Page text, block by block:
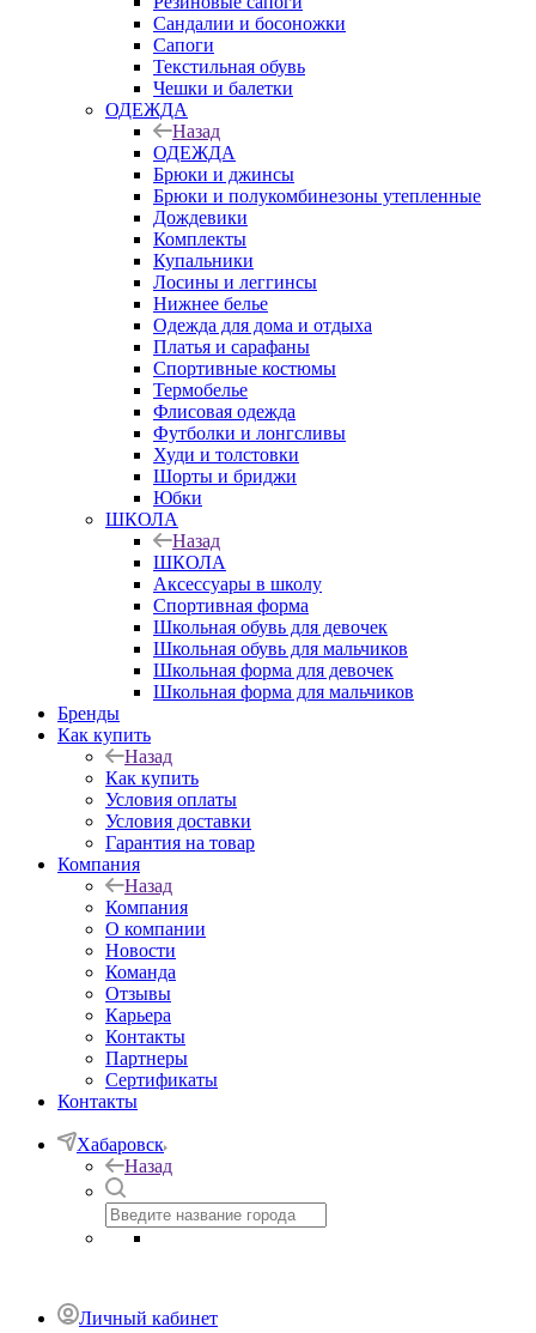
Сандалии и босоножки
Сапоги
Текстильная обувь
Чешки и балетки
ОДЕЖДА
Назад
ОДЕЖДА
Брюки и джинсы
Брюки и полукомбинезоны утепленные
Дождевики
Комплекты
Купальники
Лосины и леггинсы
Нижнее белье
Одежда для дома и отдыха
Платья и сарафаны
Спортивные костюмы
Термобелье
Флисовая одежда
Футболки и лонгсливы
Худи и толстовки
Шорты и бриджи
Юбки
ШКОЛА
Назад
ШКОЛА
Аксессуары в школу
Спортивная форма
Школьная обувь для девочек
Школьная обувь для мальчиков
Школьная форма для девочек
Школьная форма для мальчиков
Бренды
Как купить
Назад
Как купить
Условия оплаты
Условия доставки
Гарантия на товар
Компания
Назад
Компания
О компании
Новости
Команда
Отзывы
Карьера
Контакты
Партнеры
Сертификаты
Контакты
Хабаровск
Назад
Личный кабинет